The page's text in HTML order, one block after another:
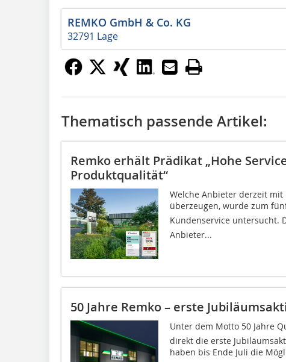
REMKO GmbH & Co. KG
32791 Lage
Thematisch passende Artikel:
Remko erhält Prädikat „Hohe
Produktqualität“
Welche Anbieter derzeit
überzeugen, wurde zum
Kundenservice untersucht.
Anbieter...
50 Jahre Remko – erste
Unter dem Motto 50 Jahre
direkt die erste
haben bis Ende Juli die